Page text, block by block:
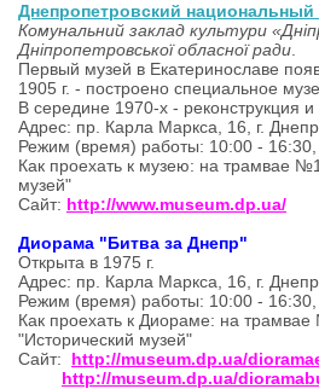
Днепропетровский
Комунальний заклад культури
Дніпропетровської обласної ради
Первый музей в Екатеринославе
1905 г. - построено специальное
В середине 1970-х - реконструкция
Адрес: пр. Карла Маркса, 16, г.
Режим (время) работы: 10:00 -
Как проехать к музею: на трамвае
музей"
Сайт: http://www.museum.dp.ua/
Диорама "Битва за Днепр"
Открыта в 1975 г.
Адрес: пр. Карла Маркса, 16, г.
Режим (время) работы: 10:00 -
Как проехать к Диораме: на
"Исторический музей"
Сайт: http://museum.dp.ua/
http://museum.dp.ua/